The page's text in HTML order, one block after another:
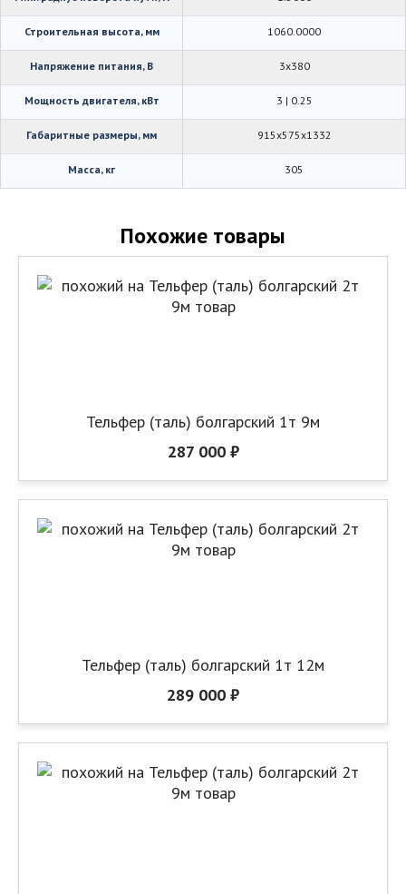
Строительная высота, мм 1060.0000
Напряжение питания, В 3x380
Мощность двигателя, кВт 3 | 0.25
Габаритные размеры, мм 915х575х1332
Масса, кг 305
Похожие товары
Тельфер (таль) болгарский 1т 9м
287 000 ₽
Тельфер (таль) болгарский 1т 12м
289 000 ₽